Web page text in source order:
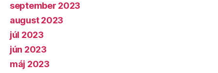
september 2023
august 2023
júl 2023
jún 2023
máj 2023